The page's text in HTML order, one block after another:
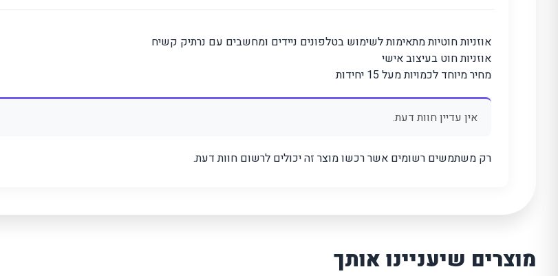
אוזניות חוטיות מתאימות לשימוש בטלפונים ניידים ומחשבים עם נרתיק קשיח
אוזניות חוט בעיצוב אישי
מחיר מיוחד לכמויות מעל 15 יחידות
אין עדיין חוות דעת.
רק משתמשים רשומים אשר רכשו מוצר זה יכולים לרשום חוות דעת.
מוצרים שיעניינו אותך